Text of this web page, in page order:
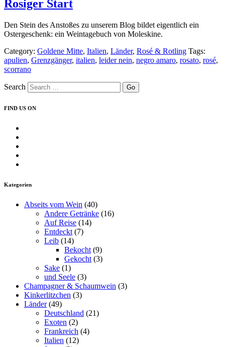
Rosiger Start
Den Stein des Anstoßes zu unserem Blog bildet eigentlich ein
Ostergeschenk: ein Weintagebuch von Moleskine.
Category: Goldene Mitte, Italien, Länder, Rosé & Rotling Tags:
apulien, Grenzgänger, italien, leider nein, negro amaro, rosato, rosé,
scorrano
Search
FIND US ON
anzeigen
Instagram
auf
anzeigen
UCHEzoa4kYDNenjlP_C_gKIg
YouTube
anzeigen
Kategorien
Abseits vom Wein (40)
Andere Getränke (16)
Auf Reise (14)
Entdeckt (7)
Leib (14)
Bekocht (9)
Gekocht (3)
Sake (1)
und Seele (3)
Champagner & Schaumwein (3)
Kinkerlitzchen (3)
Länder(49)
Deutschland (21)
Exoten (2)
Frankreich (4)
Italien (12)